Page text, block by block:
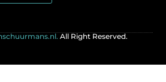
All Right Reserved.